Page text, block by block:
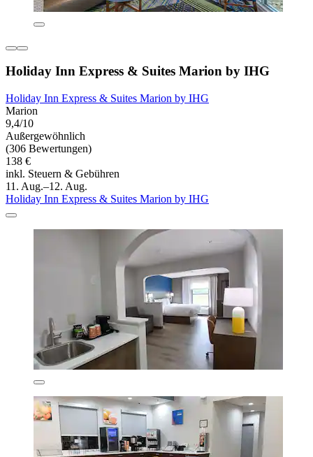
Holiday Inn Express & Suites Marion by IHG
Holiday Inn Express & Suites Marion by IHG
Marion
9,4/10
Außergewöhnlich
(306 Bewertungen)
138 €
inkl. Steuern & Gebühren
11. Aug.–12. Aug.
Holiday Inn Express & Suites Marion by IHG